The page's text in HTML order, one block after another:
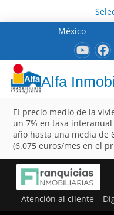
México
Alfa
EI precio medio de la
un 7% en tasa
año hasta una media de
(6.075 euros/mes en el
Atención al cliente